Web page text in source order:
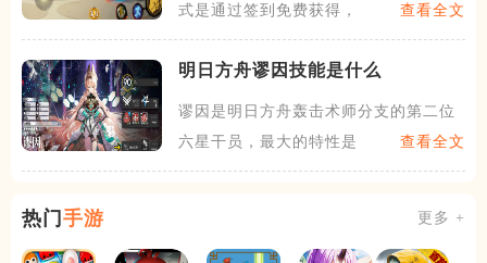
式是通过签到免费获得，错过
查看全文
明日方舟谬因技能是什么
谬因是明日方舟轰击术师分支的第二位
六星干员，最大的特性是攻击
查看全文
热门手游 更多 +